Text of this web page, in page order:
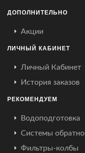
ДОПОЛНИТЕЛЬНО
Акции
ЛИЧНЫЙ КАБИНЕТ
Личный Кабинет
История заказов
РЕКОМЕНДУЕМ
Водоподготовка
Системы
Фильтры-колбы